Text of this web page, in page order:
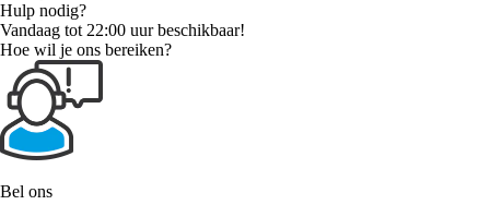
Hulp nodig?
Vandaag tot 22:00 uur beschikbaar!
Hoe wil je ons bereiken?
Bel ons